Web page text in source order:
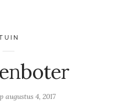
augustus 4, 2017